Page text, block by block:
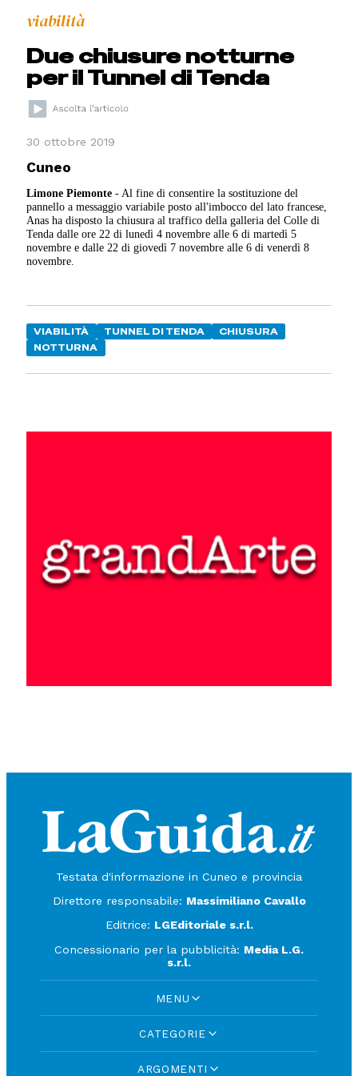
viabilità
Due chiusure notturne
per il Tunnel di Tenda
30 ottobre 2019
Cuneo
Limone Piemonte - Al fine di consentire la sostituzione del
pannello a messaggio variabile posto all'imbocco del lato francese,
Anas ha disposto la chiusura al traffico della galleria del Colle di
Tenda dalle ore 22 di lunedì 4 novembre alle 6 di martedì 5
novembre e dalle 22 di giovedì 7 novembre alle 6 di venerdì 8
novembre.
VIABILITÀ TUNNEL DI TENDA
CHIUSURA
NOTTURNA
Testata d'informazione in Cuneo e provincia
Direttore responsabile: Massimiliano Cavallo
Editrice: LGEditoriale s.r.l.
Concessionario per la pubblicità: Media L.G.
s.r.l.
MENU
CATEGORIE
ARGOMENTI